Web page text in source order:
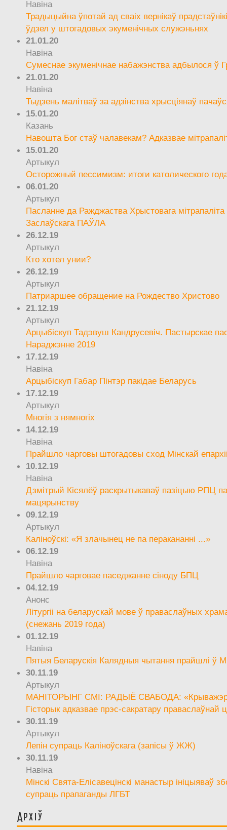
Навіна
Традыцыйна ўпотай ад сваіх вернікаў
ўдзел у штогадовых экуменічных служэньнях
21.01.20
Навіна
Сумеснае экуменічнае набажэнства адбылося ў
21.01.20
Навіна
Тыдзень малітваў за адзінства хрысціянаў
15.01.20
Казань
Навошта Бог стаў чалавекам? Адказвае
15.01.20
Артыкул
Осторожный пессимизм: итоги католического
06.01.20
Артыкул
Пасланне да Ражджаства Хрыстовага мітрапаліта
Заслаўскага ПАЎЛА
26.12.19
Артыкул
Кто хотел унии?
26.12.19
Артыкул
Патриаршее обращение на Рождество Христово
21.12.19
Артыкул
Арцыбіскуп Тадэвуш Кандрусевіч. Пастырскае
Нараджэнне 2019
17.12.19
Навіна
Арцыбіскуп Габар Пінтэр пакідае Беларусь
17.12.19
Артыкул
Многія з нямногіх
14.12.19
Навіна
Прайшло чарговы штогадовы сход Мінскай
10.12.19
Навіна
Дзмітрый Кісялёў раскрытыкаваў пазіцыю РПЦ
мацярынству
09.12.19
Артыкул
Каліноўскі: «Я злачынец не па перакананні ...»
06.12.19
Навіна
Прайшло чарговае паседжанне сіноду БПЦ
04.12.19
Анонс
Літургіі на беларускай мове ў праваслаўных
(снежань 2019 года)
01.12.19
Навіна
Пятыя Беларускія Калядныя чытання прайшлі ў
30.11.19
Артыкул
МАНІТОРЫНГ СМІ: РАДЫЁ СВАБОДА:
Гісторык адказвае прэс-сакратару праваслаўнай
30.11.19
Артыкул
Лепін супраць Каліноўскага (запісы ў ЖЖ)
30.11.19
Навіна
Мінскі Свята-Елісавецінскі манастыр ініцыяваў
супраць прапаганды ЛГБТ
Архіў